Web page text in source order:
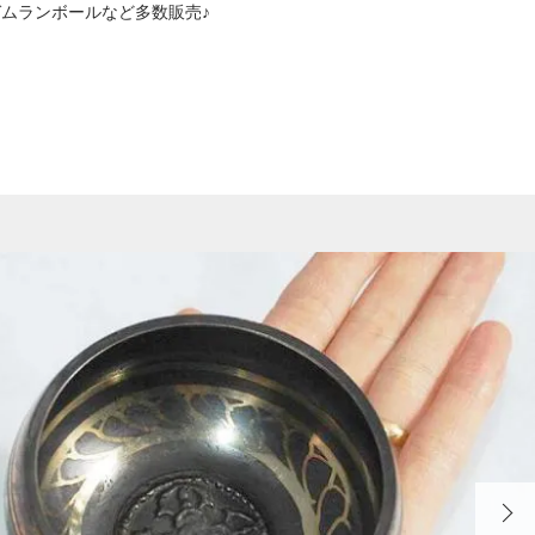
ランボールなど多数販売♪